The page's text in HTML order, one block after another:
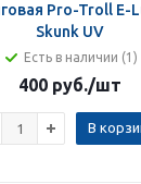
Pro-Troll E-
Skunk UV
Есть в наличии (1)
400 руб./шт
В